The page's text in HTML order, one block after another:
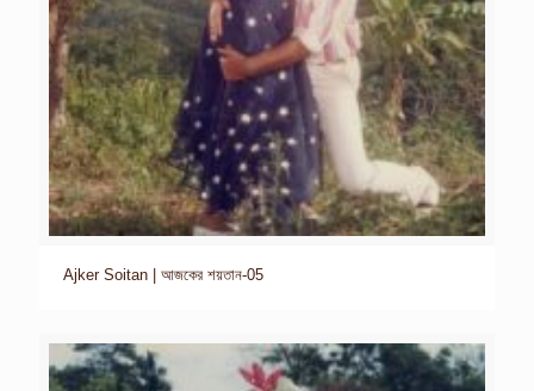
Ajker Soitan | আজকের শয়তান-05